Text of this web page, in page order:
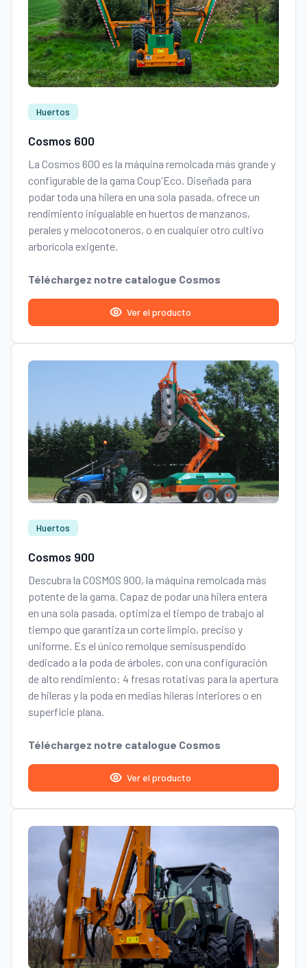
Huertos
Cosmos 600
La Cosmos 600 es la máquina remolcada más grande y
configurable de la gama Coup'Eco. Diseñada para
podar toda una hilera en una sola pasada, ofrece un
rendimiento inigualable en huertos de manzanos,
perales y melocotoneros, o en cualquier otro cultivo
arborícola exigente.
Téléchargez notre catalogue Cosmos
Ver el producto
Huertos
Cosmos 900
Descubra la COSMOS 900, la máquina remolcada más
potente de la gama. Capaz de podar una hilera entera
en una sola pasada, optimiza el tiempo de trabajo al
tiempo que garantiza un corte limpio, preciso y
uniforme. Es el único remolque semisuspendido
dedicado a la poda de árboles, con una configuración
de alto rendimiento: 4 fresas rotativas para la apertura
de hileras y la poda en medias hileras interiores o en
superficie plana.
Téléchargez notre catalogue Cosmos
Ver el producto